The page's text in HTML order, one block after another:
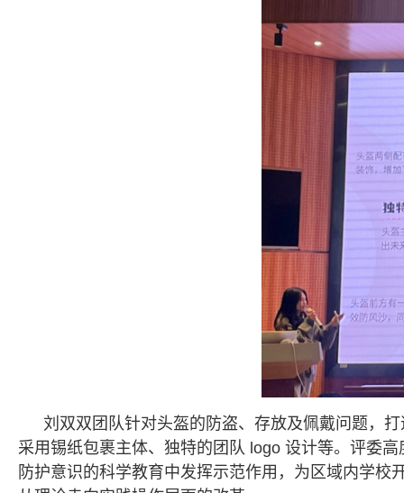
刘双双团队针对头盔的防盗、存放及佩戴问题，
采用锡纸包裹主体、独特的团队 logo 设计等。评委
防护意识的科学教育中发挥示范作用，为区域内学